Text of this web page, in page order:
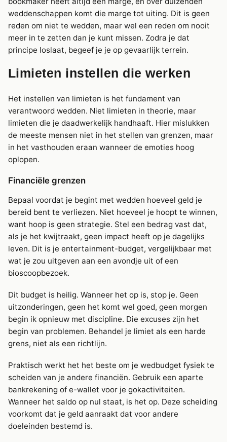
weddenschappen komt die marge tot uiting. Dit is geen
reden om niet te wedden, maar wel een reden om nooit
meer in te zetten dan je kunt missen. Zodra je dat
principe loslaat, begeef je je op gevaarlijk terrein.
Limieten instellen die werken
Het instellen van limieten is het fundament van
verantwoord wedden. Niet limieten in theorie, maar
limieten die je daadwerkelijk handhaaft. Hier mislukken
de meeste mensen niet in het stellen van grenzen, maar
in het vasthouden eraan wanneer de emoties hoog
oplopen.
Financiële grenzen
Bepaal voordat je begint met wedden hoeveel geld je
bereid bent te verliezen. Niet hoeveel je hoopt te winnen,
want hoop is geen strategie. Stel een bedrag vast dat,
als je het kwijtraakt, geen impact heeft op je dagelijks
leven. Dit is je entertainment-budget, vergelijkbaar met
wat je zou uitgeven aan een avondje uit of een
bioscoopbezoek.
Dit budget is heilig. Wanneer het op is, stop je. Geen
uitzonderingen, geen het komt wel goed, geen morgen
begin ik opnieuw met discipline. Die excuses zijn het
begin van problemen. Behandel je limiet als een harde
grens, niet als een richtlijn.
Praktisch werkt het het beste om je wedbudget fysiek te
scheiden van je andere financiën. Gebruik een aparte
bankrekening of e-wallet voor je gokactiviteiten.
Wanneer het saldo op nul staat, is het op. Deze scheiding
voorkomt dat je geld aanraakt dat voor andere
doeleinden bestemd is.